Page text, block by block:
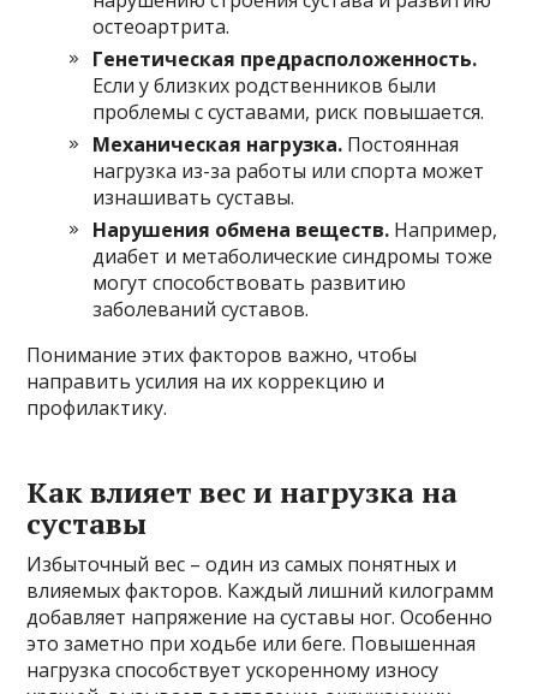
остеоартрита.
Генетическая предрасположенность.
Если у близких родственников были
проблемы с суставами, риск повышается.
Механическая нагрузка. Постоянная
нагрузка из-за работы или спорта может
изнашивать суставы.
Нарушения обмена веществ. Например,
диабет и метаболические синдромы тоже
могут способствовать развитию
заболеваний суставов.
Понимание этих факторов важно, чтобы
направить усилия на их коррекцию и
профилактику.
Как влияет вес и нагрузка на
суставы
Избыточный вес – один из самых понятных и
влияемых факторов. Каждый лишний килограмм
добавляет напряжение на суставы ног. Особенно
это заметно при ходьбе или беге. Повышенная
нагрузка способствует ускоренному износу